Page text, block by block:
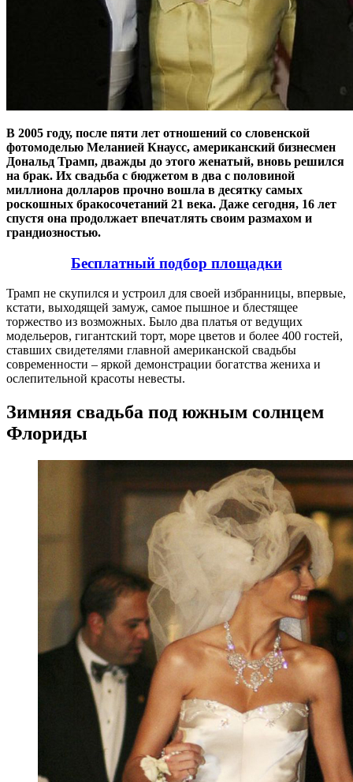
В 2005 году, после пяти лет отношений со словенской
фотомоделью Меланией Кнаусс, американский бизнесмен
Дональд Трамп, дважды до этого женатый, вновь решился
на брак. Их свадьба с бюджетом в два с половиной
миллиона долларов прочно вошла в десятку самых
роскошных бракосочетаний 21 века. Даже сегодня, 16 лет
спустя она продолжает впечатлять своим размахом и
грандиозностью.
Бесплатный подбор площадки
Трамп не скупился и устроил для своей избранницы, впервые,
кстати, выходящей замуж, самое пышное и блестящее
торжество из возможных. Было два платья от ведущих
модельеров, гигантский торт, море цветов и более 400 гостей,
ставших свидетелями главной американской свадьбы
современности – яркой демонстрации богатства жениха и
ослепительной красоты невесты.
Зимняя свадьба под южным солнцем
Флориды